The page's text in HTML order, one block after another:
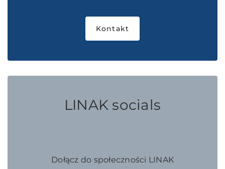
Kontakt
LINAK socials
Dołącz do społeczności LINAK